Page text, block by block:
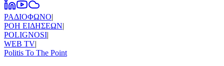
ΡΑΔΙΟΦΩΝΟ|
ΡΟΗ ΕΙΔΗΣΕΩΝ|
POLIGNOSI|
WEB TV|
Politis To The Point